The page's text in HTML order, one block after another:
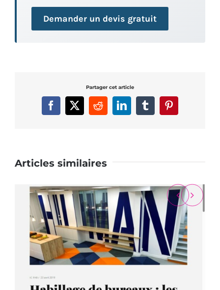
Demander un devis gratuit
Partager cet article
Facebook
X RedditLinkedInTumblrPinterest
Articles similaires